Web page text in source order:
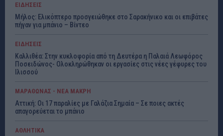
ΕΙΔΗΣΕΙΣ
Μήλος: Ελικόπτερο προσγειώθηκε στο Σαρακήνικο και οι επιβάτες
πήγαν για μπάνιο – Βίντεο
ΕΙΔΗΣΕΙΣ
Καλλιθέα: Στην κυκλοφορία από τη Δευτέρα η Παλαιά Λεωφόρος
Ποσειδώνος- Ολοκληρώθηκαν οι εργασίες στις νέες γέφυρες του
Ιλισσού
ΜΑΡΑΘΩΝΑΣ - ΝΕΑ ΜΑΚΡΗ
Αττική: Οι 17 παραλίες με Γαλάζια Σημαία – Σε ποιες ακτές
απαγορεύεται το μπάνιο
ΑΘΛΗΤΙΚΑ